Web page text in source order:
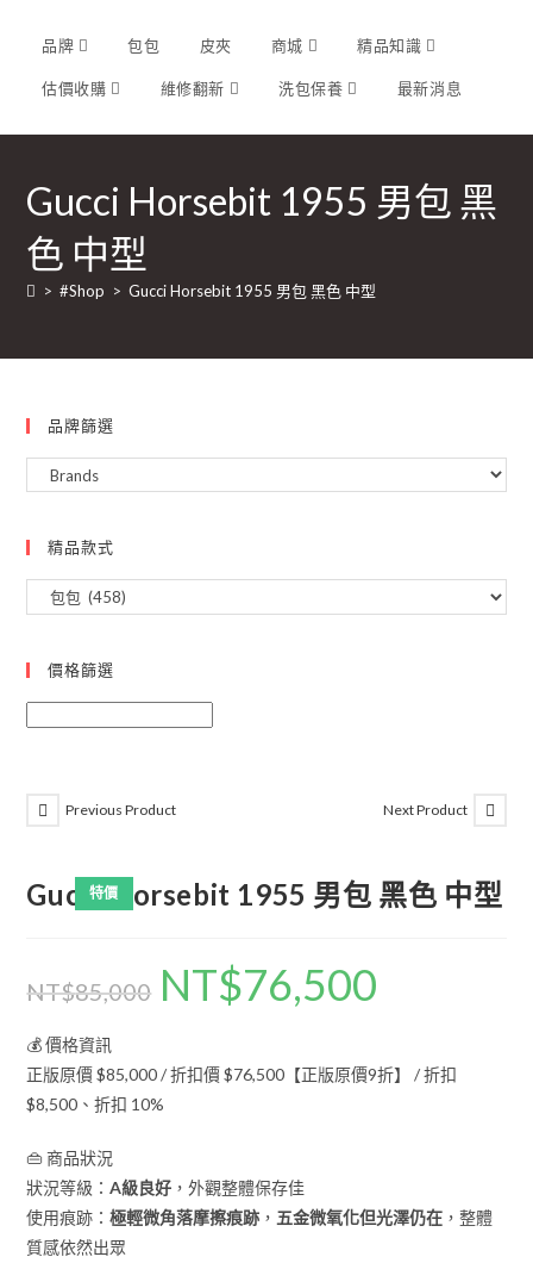
品牌 包包 皮夾 商城 精品知識
估價收購 維修翻新 洗包保養 最新消息
Gucci Horsebit 1955 男包 黑
色 中型
> #Shop > Gucci Horsebit 1955 男包 黑色 中型
品牌篩選
精品款式
價格篩選
特價
Previous Product Next Product
Gucci Horsebit 1955 男包 黑色 中型
NT$85,000 NT$76,500
💰 價格資訊
正版原價 $85,000 / 折扣價 $76,500【正版原價9折】 / 折扣
$8,500、折扣 10%
👜 商品狀況
狀況等級：A級良好 ，外觀整體保存佳
使用痕跡：極輕微角落摩擦痕跡 ， 五金微氧化但光澤仍在 ，整體
質感依然出眾